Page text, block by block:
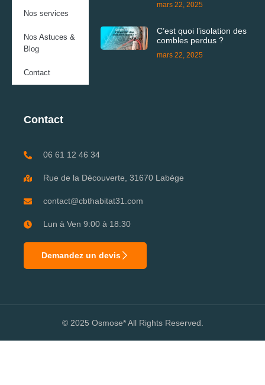
Nos services
Nos Astuces &
Blog
Contact
mars 22, 2025
C’est quoi l’isolation des
combles perdus ?
mars 22, 2025
Contact
06 61 12 46 34
Rue de la Découverte, 31670 Labège
contact@cbthabitat31.com
Lun à Ven 9:00 à 18:30
Demandez un devis
© 2025 Osmose* All Rights Reserved.